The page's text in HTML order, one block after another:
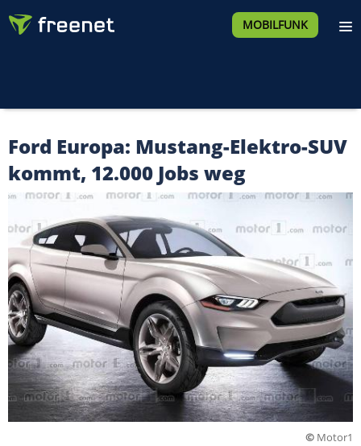
MOBILFUNK
Ford Europa: Mustang-Elektro-SUV
kommt, 12.000 Jobs weg
© Motor1